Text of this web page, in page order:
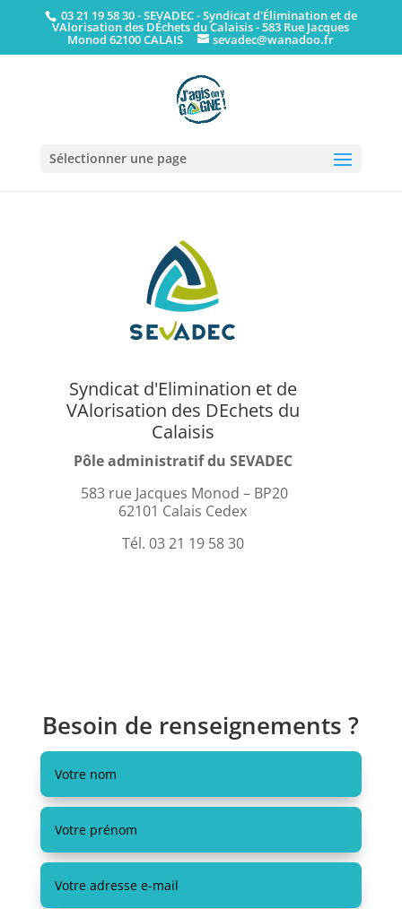
03 21 19 58 30- SEVADEC - Syndicat d'Élimination et de
VAlorisation des DÉchets du Calaisis - 583 Rue Jacques
Monod 62100 CALAIS sevadec@wanadoo.fr
Sélectionner une page
Syndicat d'Elimination et de
VAlorisation des DEchets du
Calaisis
Pôle administratif du SEVADEC
583 rue Jacques Monod – BP20
62101 Calais Cedex
Tél. 03 21 19 58 30
Besoin de renseignements ?